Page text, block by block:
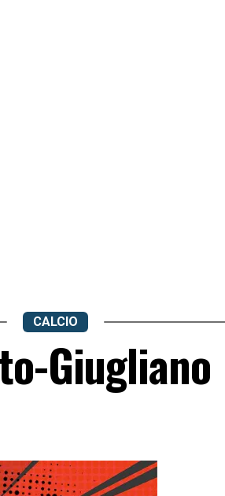
CALCIO
Giugliano